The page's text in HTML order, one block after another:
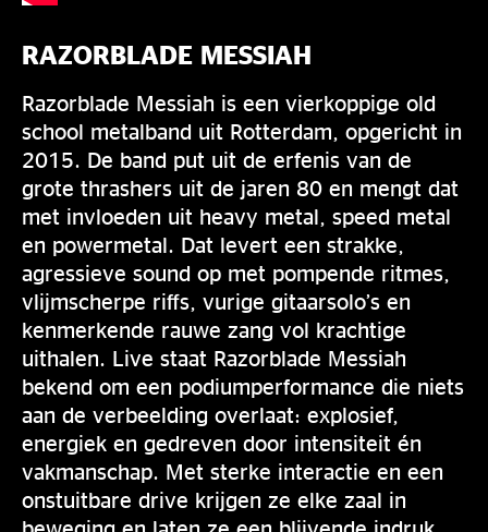
RAZORBLADE MESSIAH
Razorblade Messiah is een vierkoppige old
school metalband uit Rotterdam, opgericht in
2015. De band put uit de erfenis van de
grote thrashers uit de jaren 80 en mengt dat
met invloeden uit heavy metal, speed metal
en powermetal. Dat levert een strakke,
agressieve sound op met pompende ritmes,
vlijmscherpe riffs, vurige gitaarsolo’s en
kenmerkende rauwe zang vol krachtige
uithalen. Live staat Razorblade Messiah
bekend om een podiumperformance die niets
aan de verbeelding overlaat: explosief,
energiek en gedreven door intensiteit én
vakmanschap. Met sterke interactie en een
onstuitbare drive krijgen ze elke zaal in